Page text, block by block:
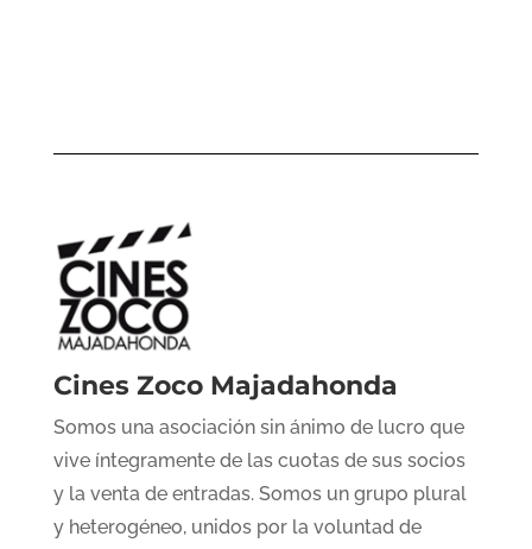
Cines Zoco Majadahonda
Somos una asociación sin ánimo de lucro que
vive íntegramente de las cuotas de sus socios
y la venta de entradas. Somos un grupo plural
y heterogéneo, unidos por la voluntad de